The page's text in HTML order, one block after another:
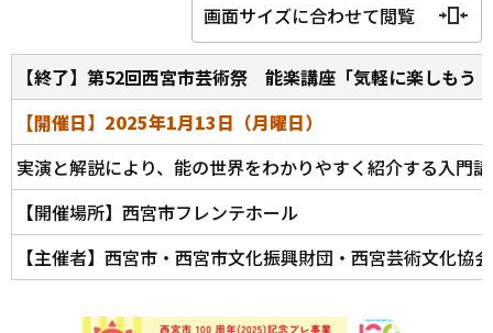
画面サイズに合わせて閲覧
【終了】第52回西宮市芸術祭 能楽講座「気軽に楽しもう
【開催日】2025年1月13日（月曜日）
実演と解説により、能の世界をわかりやすく紹介する入門
【開催場所】西宮市フレンテホール
【主催者】西宮市・西宮市文化振興財団・西宮芸術文化協会